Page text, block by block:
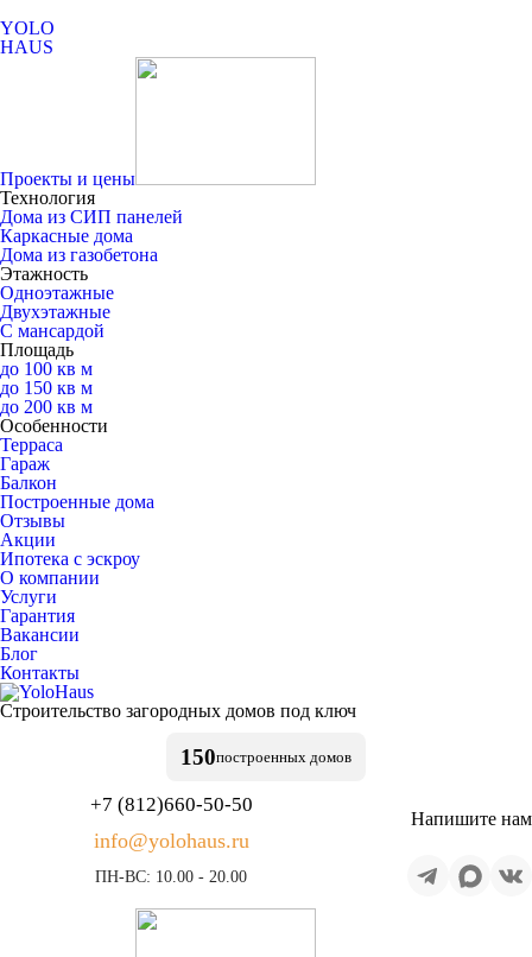
YOLO
HAUS
Проекты и цены
Технология
Дома из СИП панелей
Каркасные дома
Дома из газобетона
Этажность
Одноэтажные
Двухэтажные
С мансардой
Площадь
до 100 кв м
до 150 кв м
до 200 кв м
Особенности
Терраса
Гараж
Балкон
Построенные дома
Отзывы
Акции
Ипотека с эскроу
О компании
Услуги
Гарантия
Вакансии
Блог
Контакты
Строительство загородных домов под ключ
150построенных домов
+7 (812)660-50-50
info@yolohaus.ru
ПН-ВС: 10.00 - 20.00
Напишите нам